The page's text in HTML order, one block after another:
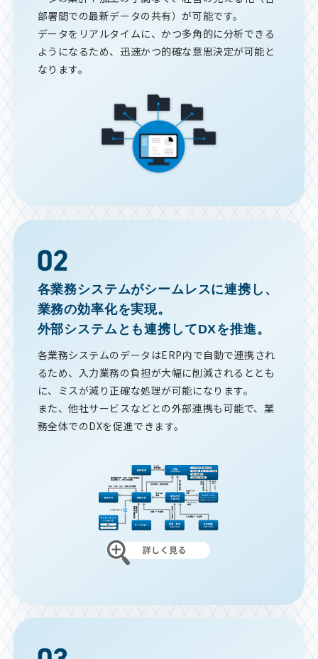
部署間での最新データの共有）が可能です。
データをリアルタイムに、かつ多角的に分析できる
ようになるため、迅速かつ的確な意思決定が可能と
なります。
各業務システムがシームレスに連携し、
業務の効率化を実現。
外部システムとも連携してDXを推進。
各業務システムのデータはERP内で自動で連携され
るため、入力業務の負担が大幅に削減されるととも
に、ミスが減り正確な処理が可能になります。
また、他社サービスなどとの外部連携も可能で、業
務全体でのDXを促進できます。